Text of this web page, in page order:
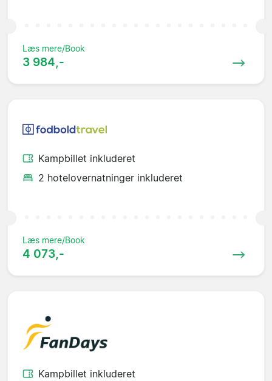
Læs mere/Book
3 984,-
Kampbillet inkluderet
2 hotelovernatninger inkluderet
Læs mere/Book
4 073,-
Kampbillet inkluderet